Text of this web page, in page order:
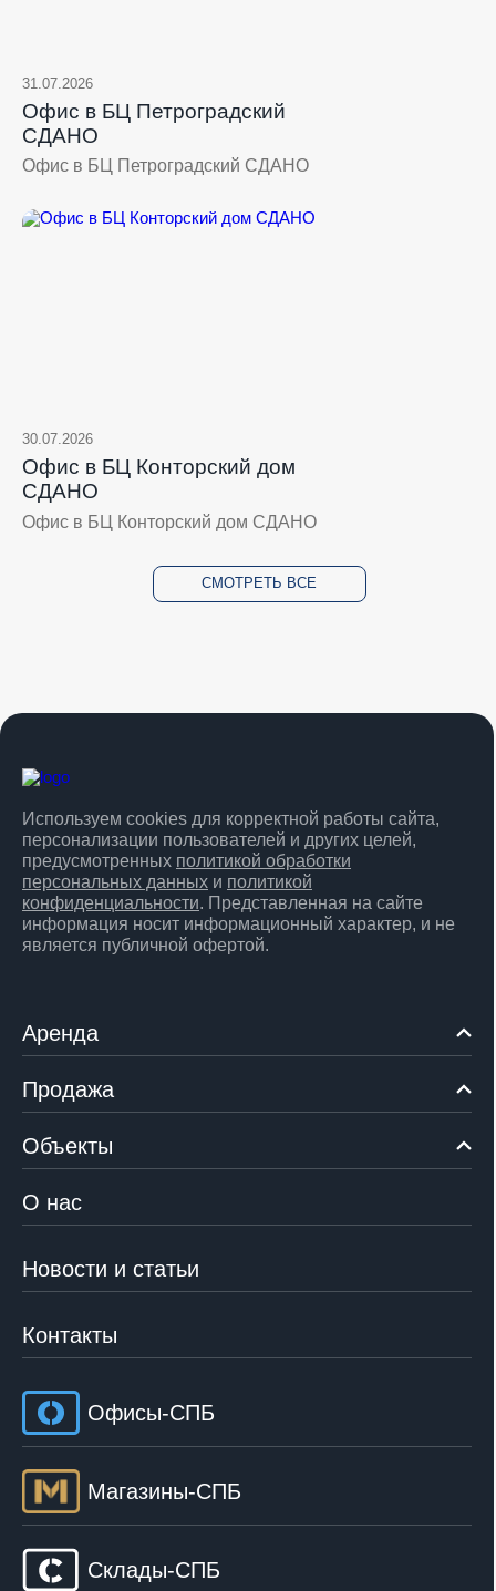
31.07.2026
Офис в БЦ Петроградский
СДАНО
Офис в БЦ Петроградский СДАНО
30.07.2026
Офис в БЦ Конторский дом
СДАНО
Офис в БЦ Конторский дом СДАНО
СМОТРЕТЬ ВСЕ
Используем cookies для корректной работы сайта,
персонализации пользователей и других целей,
предусмотренных политикой обработки
персональных данных и политикой
конфиденциальности. Представленная на сайте
информация носит информационный характер, и не
является публичной офертой.
Аренда
Продажа
Объекты
О нас
Новости и статьи
Контакты
Офисы-СПБ
Магазины-СПБ
Склады-СПБ